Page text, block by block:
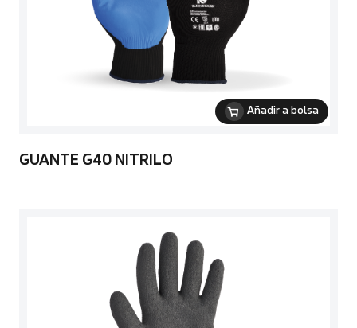
Añadir a bolsa
GUANTE G40 NITRILO